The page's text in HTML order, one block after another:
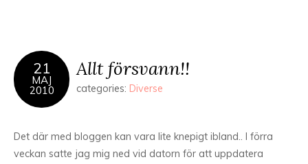
21
MAJ
2010
Allt försvann!!
categories: Diverse
Det där med bloggen kan vara lite knepigt ibland.. I förra
veckan satte jag mig ned vid datorn för att uppdatera